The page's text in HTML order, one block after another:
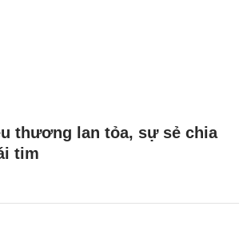
thương lan tỏa, sự sẻ chia
tim